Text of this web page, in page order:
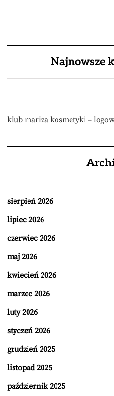
Najnowsze
klub mariza kosmetyki –
sierpień 2026
lipiec 2026
czerwiec 2026
maj 2026
kwiecień 2026
marzec 2026
luty 2026
styczeń 2026
grudzień 2025
listopad 2025
październik 2025